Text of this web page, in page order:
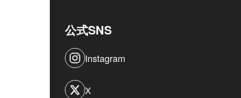
公式SNS
Instagram
X